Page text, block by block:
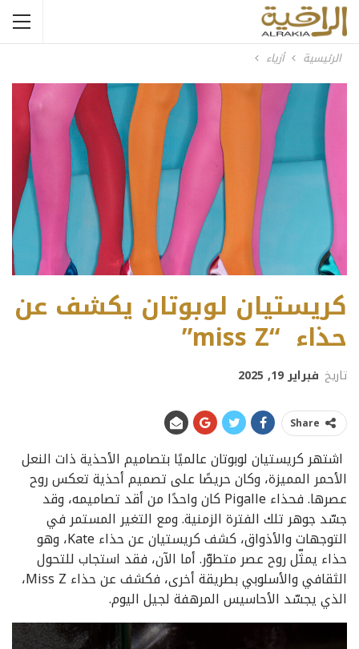
الرئيسية أزياء
كريستيان لوبوتان يكشف عن
حذاء “miss Z”
تاريخ فبراير 19, 2025
Share
اشتهر كريستيان لوبوتان عالميًا بتصاميم الأحذية ذات النعل
الأحمر المميزة، وكان حريصًا على تصميم أحذية تعكس روح
عصرها. فحذاء Pigalle كان واحدًا من أقد تصاميمه، وقد
جسّد جوهر تلك الفترة الزمنية. ومع التغير المستمر في
التوجهات والأذواق، كشف كريستيان عن حذاء Kate، وهو
حذاء يمثّل روح عصر متطوّر. أما الآن، فقد استجاب للتحول
الثقافي والأسلوبي بطريقة أخرى، فكشف عن حذاء Miss Z،
الذي يجسّد الأحاسيس المرهفة لجيل اليوم.